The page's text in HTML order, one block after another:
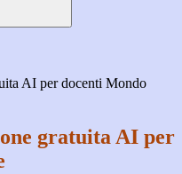
AI per docenti Mondo
gratuita AI per